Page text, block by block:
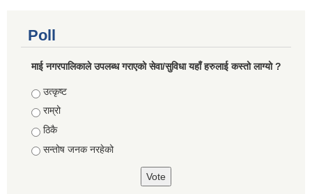
Poll
माई नगरपालिकाले उपलब्ध गराएको सेवा/सुविधा यहाँ हरुलाई कस्तो लाग्यो ?
Choices
उत्कृष्ट
राम्रो
ठिकै
सन्तोष जनक नरहेको